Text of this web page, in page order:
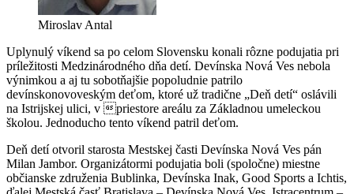
Miroslav Antal
Uplynulý víkend sa po celom Slovensku konali rôzne podujatia pri
príležitosti Medzinárodného dňa detí. Devínska Nová Ves nebola
výnimkou a aj tu sobotňajšie popoludnie patrilo
devínskonovoveským deťom, ktoré už tradične „Deň detí“ oslávili
na Istrijskej ulici, v priestore areálu za Základnou umeleckou
školou. Jednoducho tento víkend patril deťom.
Deň detí otvoril starosta Mestskej časti Devínska Nová Ves pán
Milan Jambor. Organizátormi podujatia boli (spoločne) miestne
občianske združenia Bublinka, Devínska Inak, Good Sports a Ichtis,